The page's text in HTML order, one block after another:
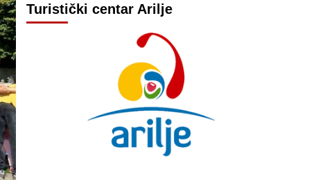
Turistički centar Arilje